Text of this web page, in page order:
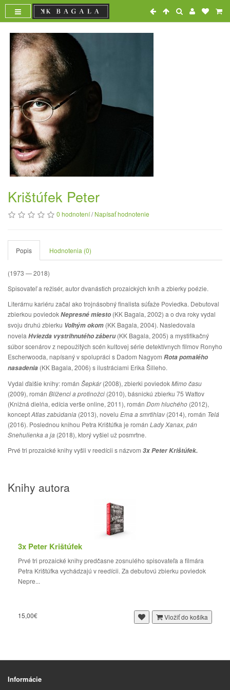
Krištúfek Peter
0 hodnotení/Napísať hodnotenie
Popis Hodnotenia (0)
(1973 — 2018)
Spisovateľ a režisér, autor dvanástich prozaických kníh a zbierky poézie.
Literárnu kariéru začal ako trojnásobný finalista súťaže Poviedka. Debutoval
zbierkou poviedokNepresné miesto (KK Bagala, 2002) a o dva roky vydal
svoju druhú zbierku Voľným okom (KK Bagala, 2004). Nasledovala
novela Hviezda vystrihnutého záberu(KK Bagala, 2005) a mystifikačný
súbor scenárov z nepoužitých scén kultovej série detektívnych filmov Ronyho
Escherwooda, napísaný v spolupráci s Dadom Nagyom Rota pomalého
nasadenia (KK Bagala, 2006) s ilustráciami Erika Šilleho.
Vydal ďalšie knihy: román Šepkár(2008), zbierki poviedokMimo času
(2009), román Blíženci a protinožci (2010), básnickú zbierku 75 Wattov
(Knižná dielňa, edícia verše online, 2011), román Dom hluchého (2012),
konceptAtlas zabúdania (2013), novelu Ema a smrtihlav(2014), román Telá
(2016). Poslednou knihou Petra Krištúfka je román Lady Xanax, pán
Snehulienka a ja (2018), ktorý vyšiel už posmrtne.
Prvé tri prozaické knihy vyšli v reedícii s názvom 3x Peter Krištúfek.
Knihy autora
3x Peter Krištúfek
Prvé tri prozaické knihy predčasne zosnulého spisovateľa a filmára
Petra Krištúfka vychádzajú v reedícii. Za debutovú zbierku poviedok
Nepre...
15,00€ Vložiť do košíka
Informácie